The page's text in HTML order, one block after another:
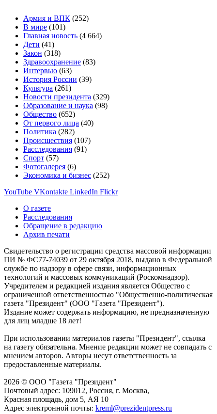
Армия и ВПК (252)
В мире (101)
Главная новость (4 664)
Дети (41)
Закон (318)
Здравоохранение (83)
Интервью (63)
История России (39)
Культура (261)
Новости президента (329)
Образование и наука (98)
Общество (652)
От первого лица (40)
Политика (282)
Происшествия (107)
Расследования (91)
Спорт (57)
Фотогалерея (6)
Экономика и бизнес (252)
YouTube VKontakte LinkedIn Flickr
О газете
Расследования
Обращение в редакцию
Архив печати
Свидетельство о регистрации средства массовой информации
ПИ № ФС77-74039 от 29 октября 2018, выдано в Федеральной
службе по надзору в сфере связи, информационных
технологий и массовых коммуникаций (Роскомнадзор).
Учредителем и редакцией издания является Общество с
ограниченной ответственностью "Общественно-политическая
газета "Президент" (ООО "Газета "Президент").
Издание может содержать информацию, не предназначенную
для лиц младше 18 лет!
При использовании материалов газеты "Президент", ссылка
на газету обязательна. Мнение редакции может не совпадать с
мнением авторов. Авторы несут ответственность за
предоставленные материалы.
2026 © ООО "Газета "Президент"
Почтовый адрес: 109012, Россия, г. Москва,
Красная площадь, дом 5, АЯ 10
Адрес электронной почты: kreml@prezidentpress.ru